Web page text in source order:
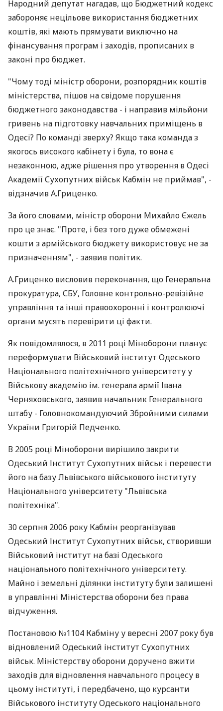
Народний депутат нагадав, що Бюджетний кодекс
забороняє нецільове використання бюджетних
коштів, які мають прямувати виключно на
фінансування програм і заходів, прописаних в
законі про бюджет.
"Чому тоді міністр оборони, розпорядник коштів
міністерства, пішов на свідоме порушення
бюджетного законодавства - і направив мільйони
гривень на підготовку навчальних приміщень в
Одесі? По команді зверху? Якщо така команда з
якогось високого кабінету і була, то вона є
незаконною, адже рішення про утворення в Одесі
Академії Сухопутних військ Кабмін не приймав", -
відзначив А.Гриценко.
За його словами, міністр оборони Михайло Єжель
про це знає. "Проте, і без того дуже обмежені
кошти з армійського бюджету використовує не за
призначенням", - заявив політик.
А.Гриценко висловив переконання, що Генеральна
прокуратура, СБУ, Головне контрольно-ревізійне
управління та інші правоохоронні і контролюючі
органи мусять перевірити ці факти.
Як повідомлялося, в 2011 році Міноборони планує
переформувати Військовий інститут Одеського
Національного політехнічного університету у
Військову академію ім. генерала армії Івана
Черняховського, заявив начальник Генерального
штабу - Головнокомандуючий Збройними силами
України Григорій Педченко.
В 2005 році Міноборони вирішило закрити
Одеський Інститут Сухопутних військ і перевести
його на базу Львівського військового інституту
Національного університету "Львівська
політехніка".
30 серпня 2006 року Кабмін реорганізував
Одеський Інститут Сухопутних військ, створивши
Військовий інститут на базі Одеського
національного політехнічного університету.
Майно і земельні ділянки інституту були залишені
в управлінні Міністерства оборони без права
відчуження.
Постановою №1104 Кабміну у вересні 2007 року був
відновлений Одеський інститут Сухопутних
військ. Міністерству оборони доручено вжити
заходів для відновлення навчального процесу в
цьому інституті, і передбачено, що курсанти
Військового інституту Одеського національного